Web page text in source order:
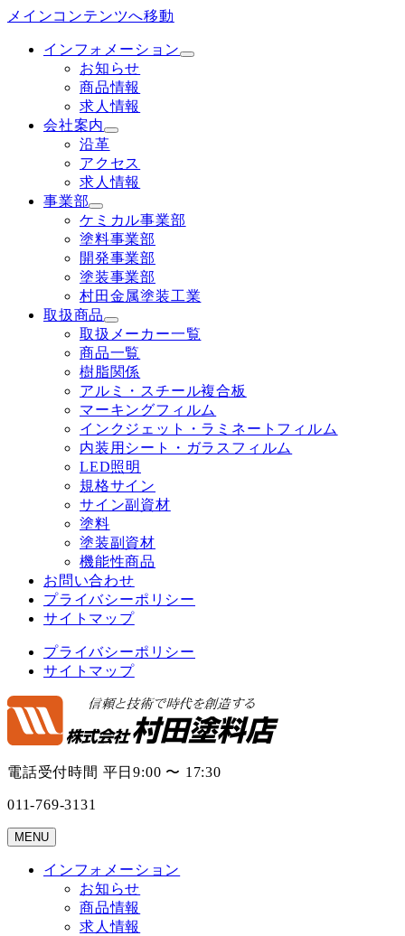
メインコンテンツへ移動
インフォメーション
お知らせ
商品情報
求人情報
会社案内
沿革
アクセス
求人情報
事業部
ケミカル事業部
塗料事業部
開発事業部
塗装事業部
村田金属塗装工業
取扱商品
取扱メーカー一覧
商品一覧
樹脂関係
アルミ・スチール複合板
マーキングフィルム
インクジェット・ラミネートフィルム
内装用シート・ガラスフィルム
LED照明
規格サイン
サイン副資材
塗料
塗装副資材
機能性商品
お問い合わせ
プライバシーポリシー
サイトマップ
プライバシーポリシー
サイトマップ
電話受付時間 平日9:00 〜 17:30
011-769-3131
MENU
インフォメーション
お知らせ
商品情報
求人情報